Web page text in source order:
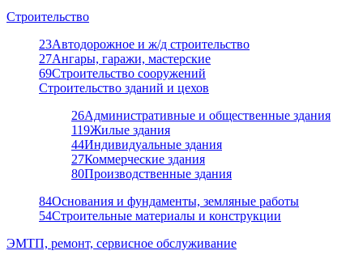
Строительство
23Автодорожное и ж/д строительство
27Ангары, гаражи, мастерские
69Строительство сооружений
Строительство зданий и цехов
26Административные и общественные здания
119Жилые здания
44Индивидуальные здания
27Коммерческие здания
80Производственные здания
84Основания и фундаменты, земляные работы
54Строительные материалы и конструкции
ЭМТП, ремонт, сервисное обслуживание